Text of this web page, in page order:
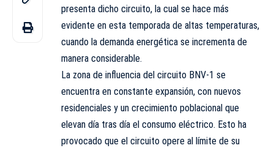
presenta dicho circuito, la cual se hace más
evidente en esta temporada de altas temperaturas,
cuando la demanda energética se incrementa de
manera considerable.
La zona de influencia del circuito BNV-1 se
encuentra en constante expansión, con nuevos
residenciales y un crecimiento poblacional que
elevan día tras día el consumo eléctrico. Esto ha
provocado que el circuito opere al límite de su